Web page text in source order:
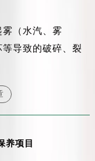
（水汽、雾
导致的破碎、裂
养项目